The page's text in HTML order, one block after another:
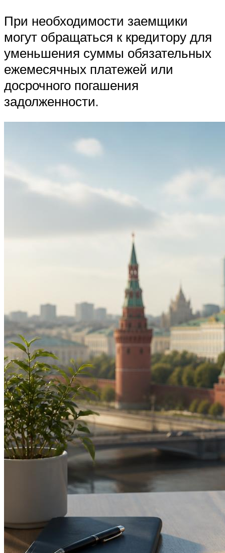
При необходимости заемщики
могут обращаться к кредитору для
уменьшения суммы обязательных
ежемесячных платежей или
досрочного погашения
задолженности.